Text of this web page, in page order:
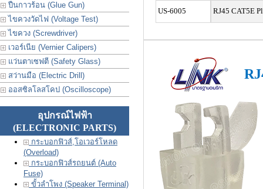
ปืนกาวร้อน (Glue Gun)
ไขควงวัดไฟ (Voltage Test)
ไขควง (Screwdriver)
เวอร์เนีย (Vernier Calipers)
แว่นตาเซฟตี (Safety Glass)
สว่านมือ (Electric Drill)
ออสซิลโลสโคป (Oscilloscope)
อุปกรณ์ไฟฟ้า
(ELECTRONIC PARTS)
กระบอกฟิวส์,โอเวอร์โหลด
(Overload)
กระบอกฟิวส์รถยนต์ (Auto
Fuse)
ขั้วลำโพง (Speaker Terminal)
US-6005 RJ45 CAT5E